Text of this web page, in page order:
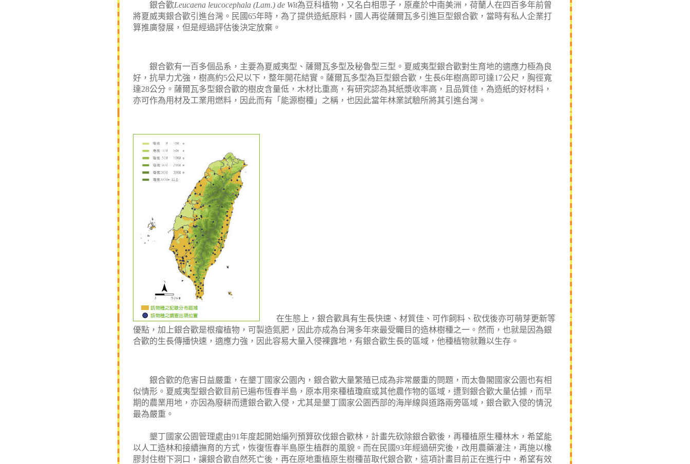
銀合歡Leucaena leucocephala (Lam.) de Wit為豆科植物，又名白相思子，原產於中南美洲，荷蘭人在四百多年前曾
將夏威夷銀合歡引進台灣。民國65年時，為了提供造紙原料，國人再從薩爾瓦多引進巨型銀合歡，當時有私人企業打
算推廣發展，但是經過評估後決定放棄。
銀合歡有一百多個品系，主要為夏威夷型、薩爾瓦多型及秘魯型三型。夏威夷型銀合歡對生育地的適應力極為良
好，抗旱力尤強，樹高約5公尺以下，整年開花結實。薩爾瓦多型為巨型銀合歡，生長6年樹高即可達17公尺 ，胸徑寬
達28公分 。薩爾瓦多型銀合歡的樹皮含量低，木材比重高，有研究認為其紙漿收率高，且品質佳，為造紙的好材料，
亦可作為用材及工業用燃料，因此而有「能源樹種」之稱，也因此當年林業試驗所將其引進台灣。
在生態上，銀合歡具有生長快速、材質佳、可作飼料、砍伐後亦可萌芽更新等
優點，加上銀合歡是根瘤植物，可製造氮肥，因此亦成為台灣多年來最受矚目的造林樹種之一。然而，也就是因為銀
合歡的生長傳播快速，適應力強，因此容易大量入侵裸露地，有銀合歡生長的區域，他種植物就難以生存。
銀合歡的危害日益嚴重，在墾丁國家公園內，銀合歡大量繁殖已成為非常嚴重的問題，而太魯閣國家公園也有相
似情形。夏威夷型銀合歡目前已遍布恆春半島，原本用來種植瓊麻或其他農作物的區域，遭到銀合歡大量佔據，而早
期的農業用地，亦因為廢耕而遭銀合歡入侵，尤其是墾丁國家公園西部的海岸線與道路兩旁區域，銀合歡入侵的情況
最為嚴重。
墾丁國家公園管理處由91年度起開始編列預算砍伐銀合歡林，計畫先砍除銀合歡後，再種植原生種林木，希望能
以人工造林和接續撫育的方式，恢復恆春半島原生植群的風貌。而在民國93年經過研究後，改用農藥灌注，再施以橡
膠封住樹下洞口，讓銀合歡自然死亡後，再在原地重植原生樹種苗取代銀合歡，這項計畫目前正在進行中，希望有效